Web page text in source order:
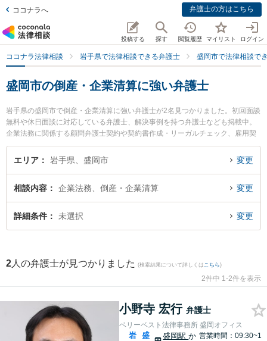
ココナラへ 弁護士の方はこちら
投稿する 探す 閲覧履歴 マイリスト ログイン
ココナラ法律相談 岩手県で法律相談できる弁護士 盛岡市で法律相談で
盛岡市の倒産・企業清算に強い弁護士
岩手県の盛岡市で倒産・企業清算に強い弁護士が2名見つかりました。初回面談
無料や休日面談に対応している弁護士、解決事例を持つ弁護士なども掲載中。
企業法務に関係する顧問弁護士契約や契約書作成・リーガルチェック、雇用契
約書・就業規則作成等の細かな分野での絞り込み検索もでき便利です。特にベ
リーベスト法律事務所 盛岡オフィスの小野寺 宏行弁護士や盛岡ナンテン法律事
ぐに弁護士に相談したい』『倒産・企業清算のトラブル解決の実績豊富な近く
の弁護士を検索したい』『初回相談無料で倒産・企業清算を法律相談できる盛
岡市内の弁護士に相談予約したい』などでお困りの相談者さんにおすすめで
エリア 岩手県、盛岡市 変更
相談内容 企業法務、倒産・企業清算 変更
詳細条件 未選択 変更
2 人の弁護士が見つかりました (検索結果について詳しくは こちら)
2件中 1-2件を表示
小野寺 宏行 弁護士
ベリーベスト法律事務所 盛岡オフィス
岩
盛
盛岡駅か 営業時間：09:30~1